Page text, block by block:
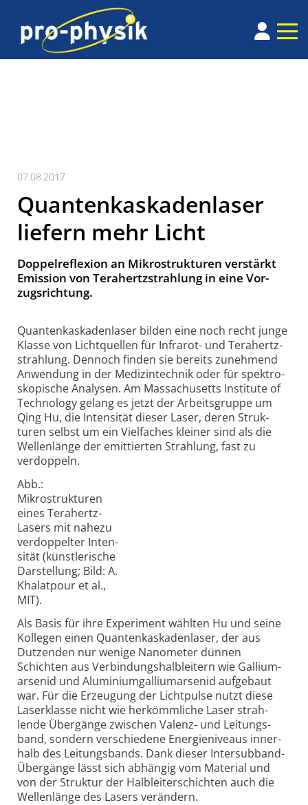
07.08.2017
Quantenkaskadenlaser
liefern mehr Licht
Doppelreflexion an Mikrostrukturen verstärkt
Emission von Tera­hertz­strahlung in eine Vor­
zugs­richtung.
Quantenkaskadenlaser bilden eine noch recht junge
Klasse von Licht­quellen für Infrarot- und Tera­hertz­
strahlung. Dennoch finden sie bereits zuneh­mend
Anwen­dung in der Medizin­technik oder für spektro­
sko­pische Analysen. Am Massa­chusetts Insti­tute of
Techno­logy gelang es jetzt der Arbeits­gruppe um
Qing Hu, die Inten­sität dieser Laser, deren Struk­
turen selbst um ein Viel­faches kleiner sind als die
Wellen­länge der emit­tierten Strah­lung, fast zu
verdoppeln.
Abb.:
Mikrostrukturen
eines Tera­hertz-
Lasers mit nahe­zu
ver­dop­pel­ter In­ten­
si­tät (künst­le­ri­sche
Dar­stel­lung; Bild: A.
Kha­lat­pour et al.,
MIT).
Als Basis für ihre Experiment wählten Hu und seine
Kollegen einen Quanten­kaskaden­laser, der aus
Dutzenden nur wenige Nano­meter dünnen
Schichten aus Verbin­dungs­halb­leitern wie Gallium­
arsenid und Aluminium­gallium­arsenid auf­ge­baut
war. Für die Erzeu­gung der Licht­pulse nutzt diese
Laser­klasse nicht wie her­kömm­liche Laser strah­
lende Über­gänge zwischen Valenz- und Leitungs­
band, sondern ver­schie­dene Energie­niveaus inner­
halb des Leitungs­bands. Dank dieser Inter­sub­band-
Über­gänge lässt sich abhän­gig vom Mate­rial und
von der Struk­tur der Halb­leiter­schichten auch die
Wellen­länge des Lasers ver­ändern.